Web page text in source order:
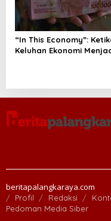
“In This Economy”:
Keluhan Ekonomi
beritapalangkaraya.com
Profil Redaksi
Pedoman Media Siber